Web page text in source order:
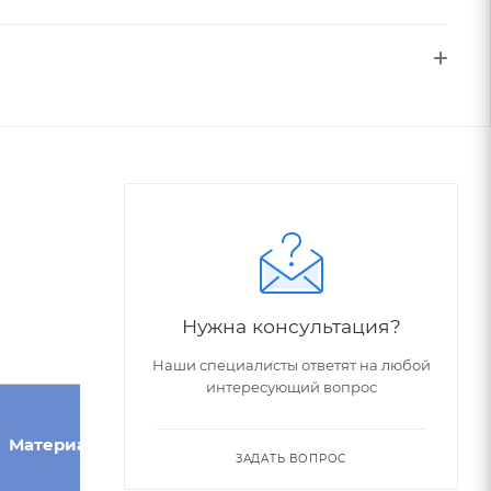
Материал
Морзе
Нужна консультация?
Наши специалисты ответят на любой
интересующий вопрос
ЗАДАТЬ ВОПРОС